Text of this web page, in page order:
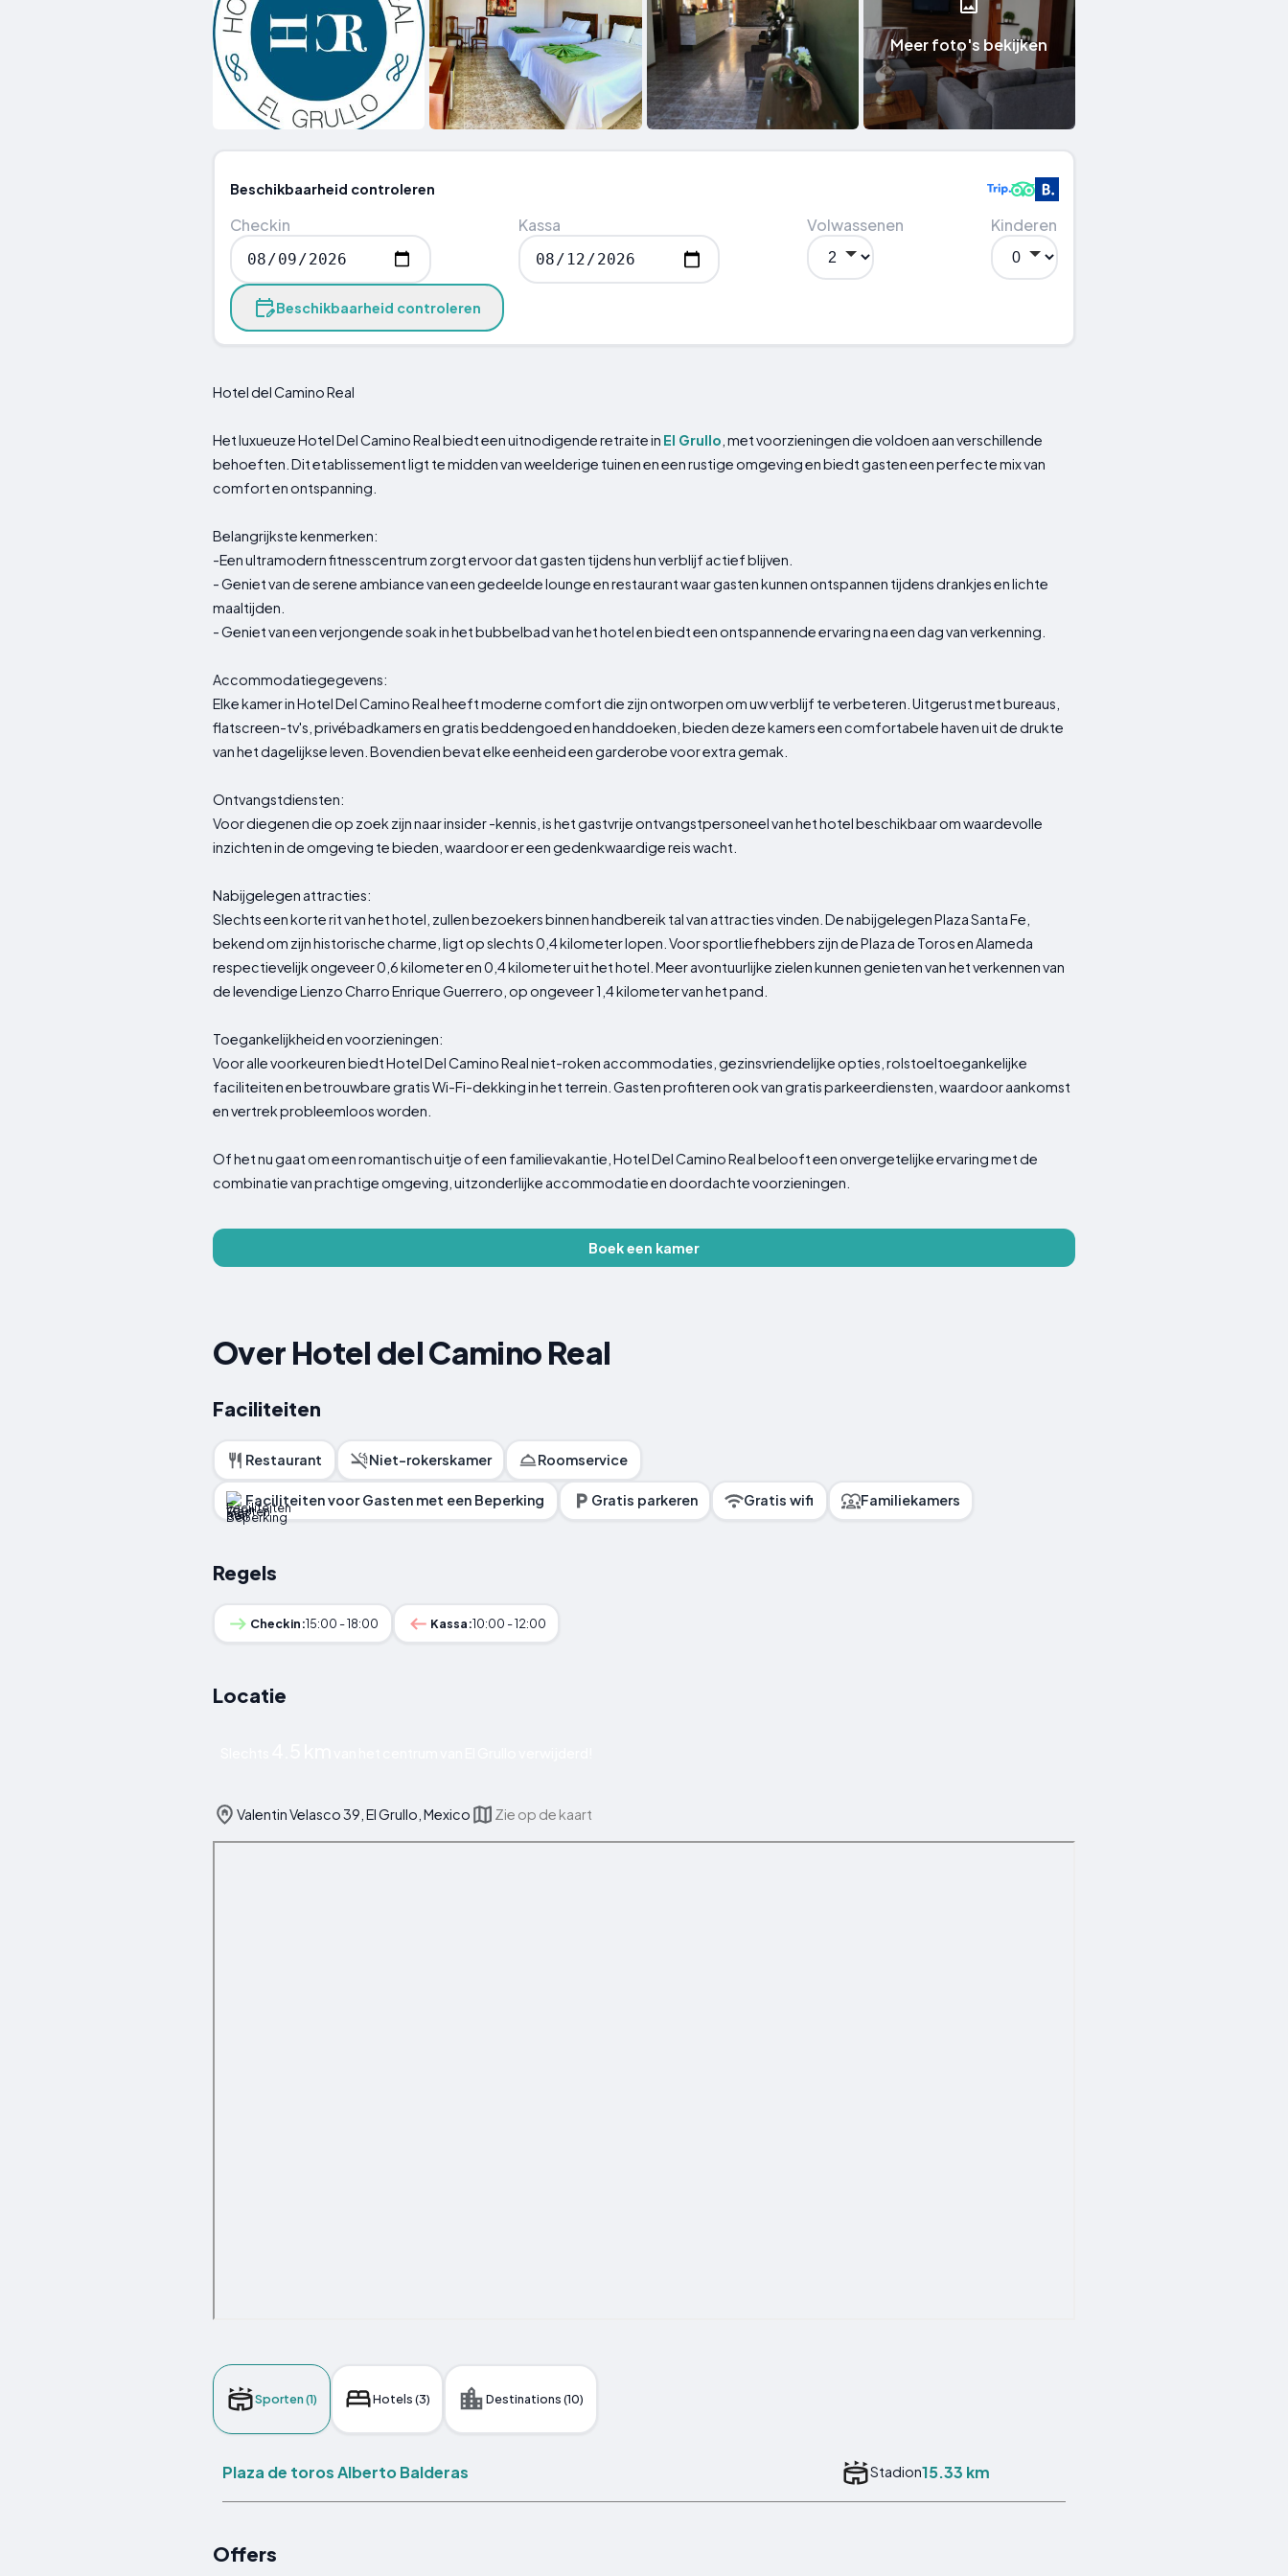
Meer foto's bekijken
Beschikbaarheid controleren
Checkin Kassa Volwassenen Kinderen
Beschikbaarheid controleren
Hotel del Camino Real
Het luxueuze Hotel Del Camino Real biedt een uitnodigende retraite in El Grullo , met voorzieningen die voldoen aan verschillende
behoeften. Dit etablissement ligt te midden van weelderige tuinen en een rustige omgeving en biedt gasten een perfecte mix van
comfort en ontspanning.
Belangrijkste kenmerken:
-Een ultramodern fitnesscentrum zorgt ervoor dat gasten tijdens hun verblijf actief blijven.
- Geniet van de serene ambiance van een gedeelde lounge en restaurant waar gasten kunnen ontspannen tijdens drankjes en lichte
maaltijden.
- Geniet van een verjongende soak in het bubbelbad van het hotel en biedt een ontspannende ervaring na een dag van verkenning.
Accommodatiegegevens:
Elke kamer in Hotel Del Camino Real heeft moderne comfort die zijn ontworpen om uw verblijf te verbeteren. Uitgerust met bureaus,
flatscreen-tv's, privébadkamers en gratis beddengoed en handdoeken, bieden deze kamers een comfortabele haven uit de drukte
van het dagelijkse leven. Bovendien bevat elke eenheid een garderobe voor extra gemak.
Ontvangstdiensten:
Voor diegenen die op zoek zijn naar insider -kennis, is het gastvrije ontvangstpersoneel van het hotel beschikbaar om waardevolle
inzichten in de omgeving te bieden, waardoor er een gedenkwaardige reis wacht.
Nabijgelegen attracties:
Slechts een korte rit van het hotel, zullen bezoekers binnen handbereik tal van attracties vinden. De nabijgelegen Plaza Santa Fe,
bekend om zijn historische charme, ligt op slechts 0,4 kilometer lopen. Voor sportliefhebbers zijn de Plaza de Toros en Alameda
respectievelijk ongeveer 0,6 kilometer en 0,4 kilometer uit het hotel. Meer avontuurlijke zielen kunnen genieten van het verkennen van
de levendige Lienzo Charro Enrique Guerrero, op ongeveer 1,4 kilometer van het pand.
Toegankelijkheid en voorzieningen:
Voor alle voorkeuren biedt Hotel Del Camino Real niet-roken accommodaties, gezinsvriendelijke opties, rolstoeltoegankelijke
faciliteiten en betrouwbare gratis Wi-Fi-dekking in het terrein. Gasten profiteren ook van gratis parkeerdiensten, waardoor aankomst
en vertrek probleemloos worden.
Of het nu gaat om een ​​romantisch uitje of een familievakantie, Hotel Del Camino Real belooft een onvergetelijke ervaring met de
combinatie van prachtige omgeving, uitzonderlijke accommodatie en doordachte voorzieningen.
Boek een kamer
Over Hotel del Camino Real
Faciliteiten
Restaurant Niet-rokerskamer Roomservice
Faciliteiten voor Gasten met een Beperking Gratis parkeren Gratis wifi Familiekamers
Regels
Checkin:15:00 - 18:00 Kassa:10:00 - 12:00
Locatie
Valentin Velasco 39, El Grullo, Mexico Zie op de kaart
Sporten (1) Hotels (3) Destinations (10)
Plaza de toros Alberto Balderas Stadion15.33 km
Offers